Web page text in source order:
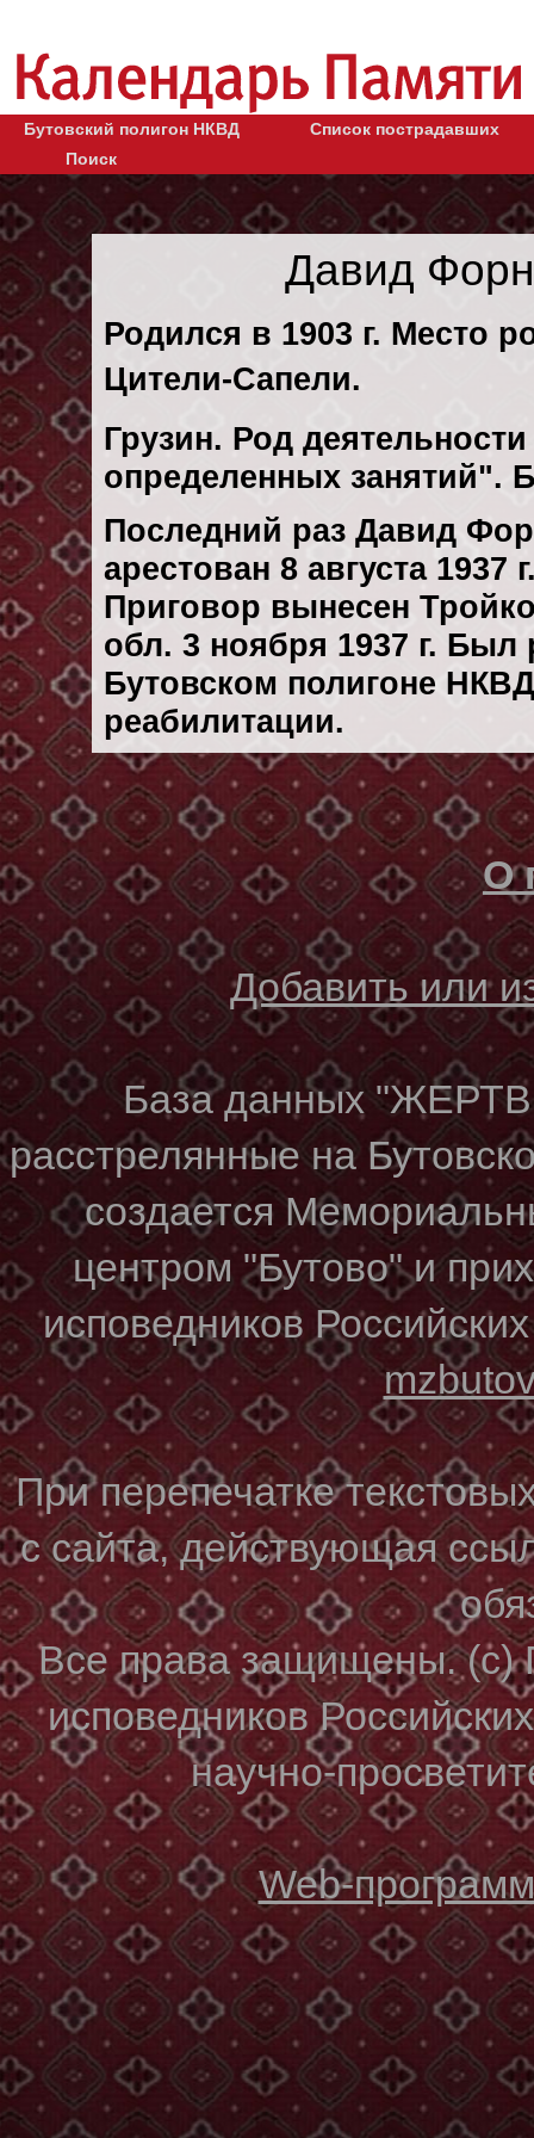
Бутовский полигон НКВД
Список пострадавших
Поиск
Давид
Родился в 1903 г. Место
Цители-Сапели.
Грузин. Род
определенных занятий".
Последний раз Давид
арестован 8 августа 1937
Приговор вынесен
обл. 3 ноября 1937 г. Был
Бутовском полигоне
реабилитации.
О
Добавить или
База данных
расстрелянные на
создается
центром "Бутово" и
исповедников
При перепечатке
с сайта, действующая
Все права защищены. (с)
исповедников
научно-
Web-